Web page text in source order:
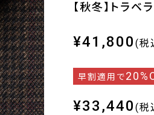
【秋冬】トラベ
¥41,800 (税
早割適用で
¥33,440 (税